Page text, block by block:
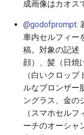
2026-06-20
2026-06-19
2026-06-18
2026-06-17
2026-06-16
成画像はカオス
@godofprompt:
車内セルフィー
稿。対象の記述
顔）、髪（日焼
（白いクロッ
ルなブロンザー
ングラス、金の
（スマホセル
ーチのオーシャ